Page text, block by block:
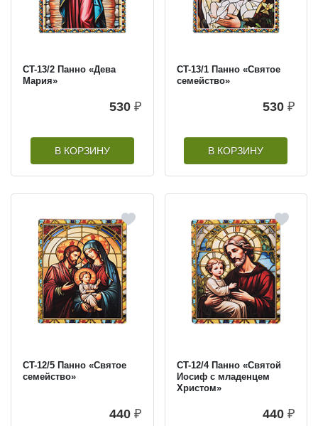
CT-13/2 Панно «Дева
Мария»
530 ₽
В КОРЗИНУ
CT-13/1 Панно «Святое
семейство»
530 ₽
В КОРЗИНУ
CT-12/5 Панно «Святое
семейство»
440 ₽
CT-12/4 Панно «Святой
Иосиф с младенцем
Христом»
440 ₽